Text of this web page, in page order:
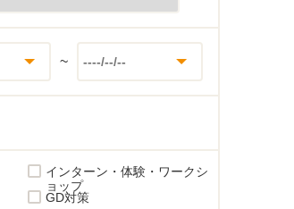
~
インターン・体験・ワークシ
ョップ
GD対策